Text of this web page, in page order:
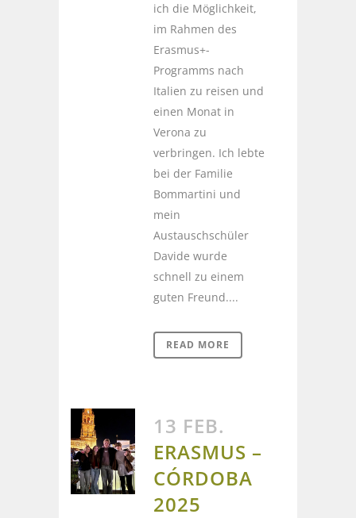
ich die Möglichkeit,
im Rahmen des
Erasmus+-
Programms nach
Italien zu reisen und
einen Monat in
Verona zu
verbringen. Ich lebte
bei der Familie
Bommartini und
mein
Austauschschüler
Davide wurde
schnell zu einem
guten Freund....
READ MORE
13 FEB.
ERASMUS –
CÓRDOBA
2025